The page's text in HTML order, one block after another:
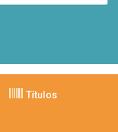
Títulos